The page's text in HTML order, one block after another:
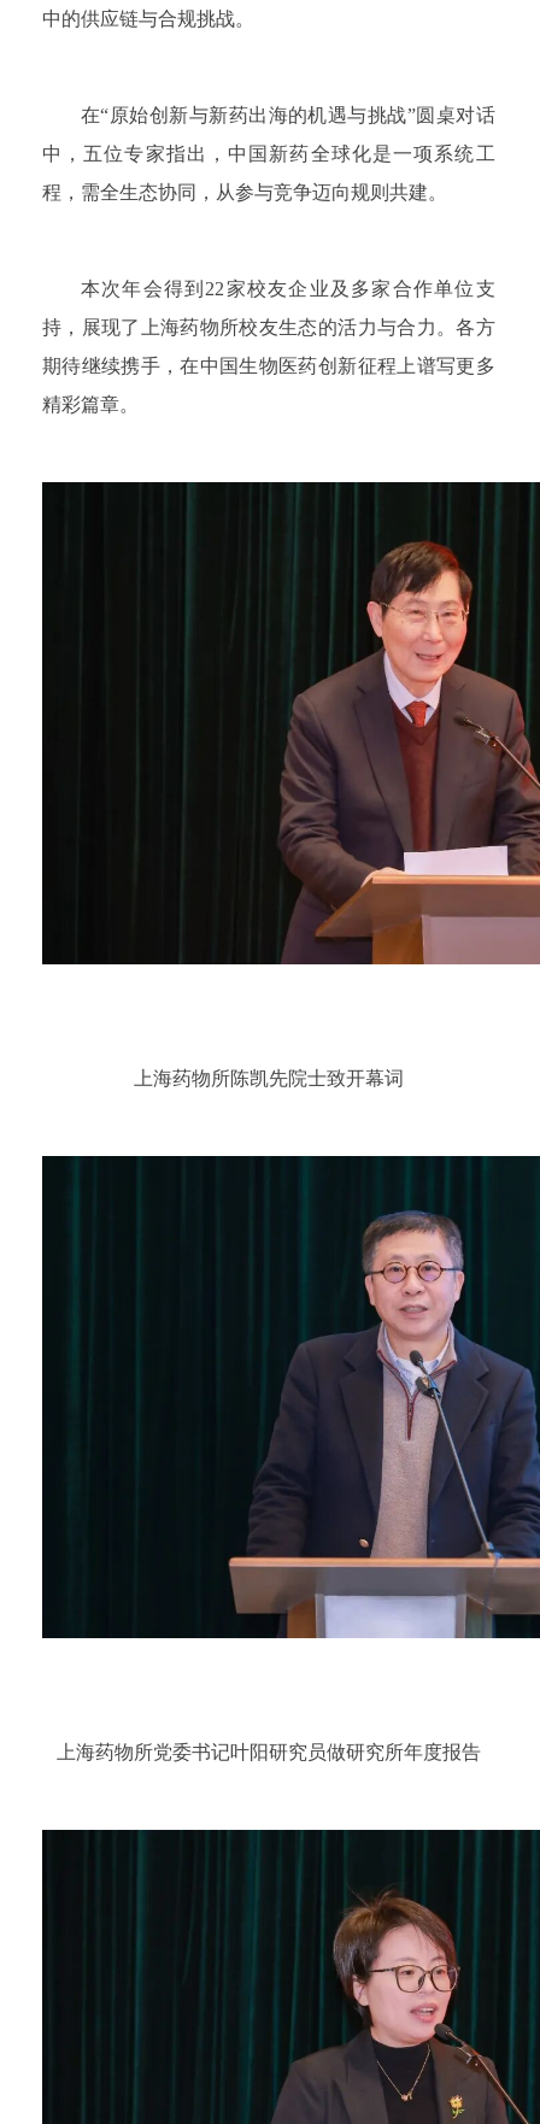
中的供应链与合规挑战。
在“原始创新与新药出海的机遇与挑战”圆桌对话
中，五位专家指出，中国新药全球化是一项系统工
程，需全生态协同，从参与竞争迈向规则共建。
本次年会得到22家校友企业及多家合作单位支
持，展现了上海药物所校友生态的活力与合力。各方
期待继续携手，在中国生物医药创新征程上谱写更多
精彩篇章。
上海药物所陈凯先院士致开幕词
上海药物所党委书记叶阳研究员做研究所年度报告